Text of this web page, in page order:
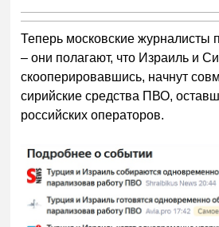
Теперь московские
– они полагают, что Израиль и
скооперировавшись, начнут
сирийские средства ПВО,
российских операторов.